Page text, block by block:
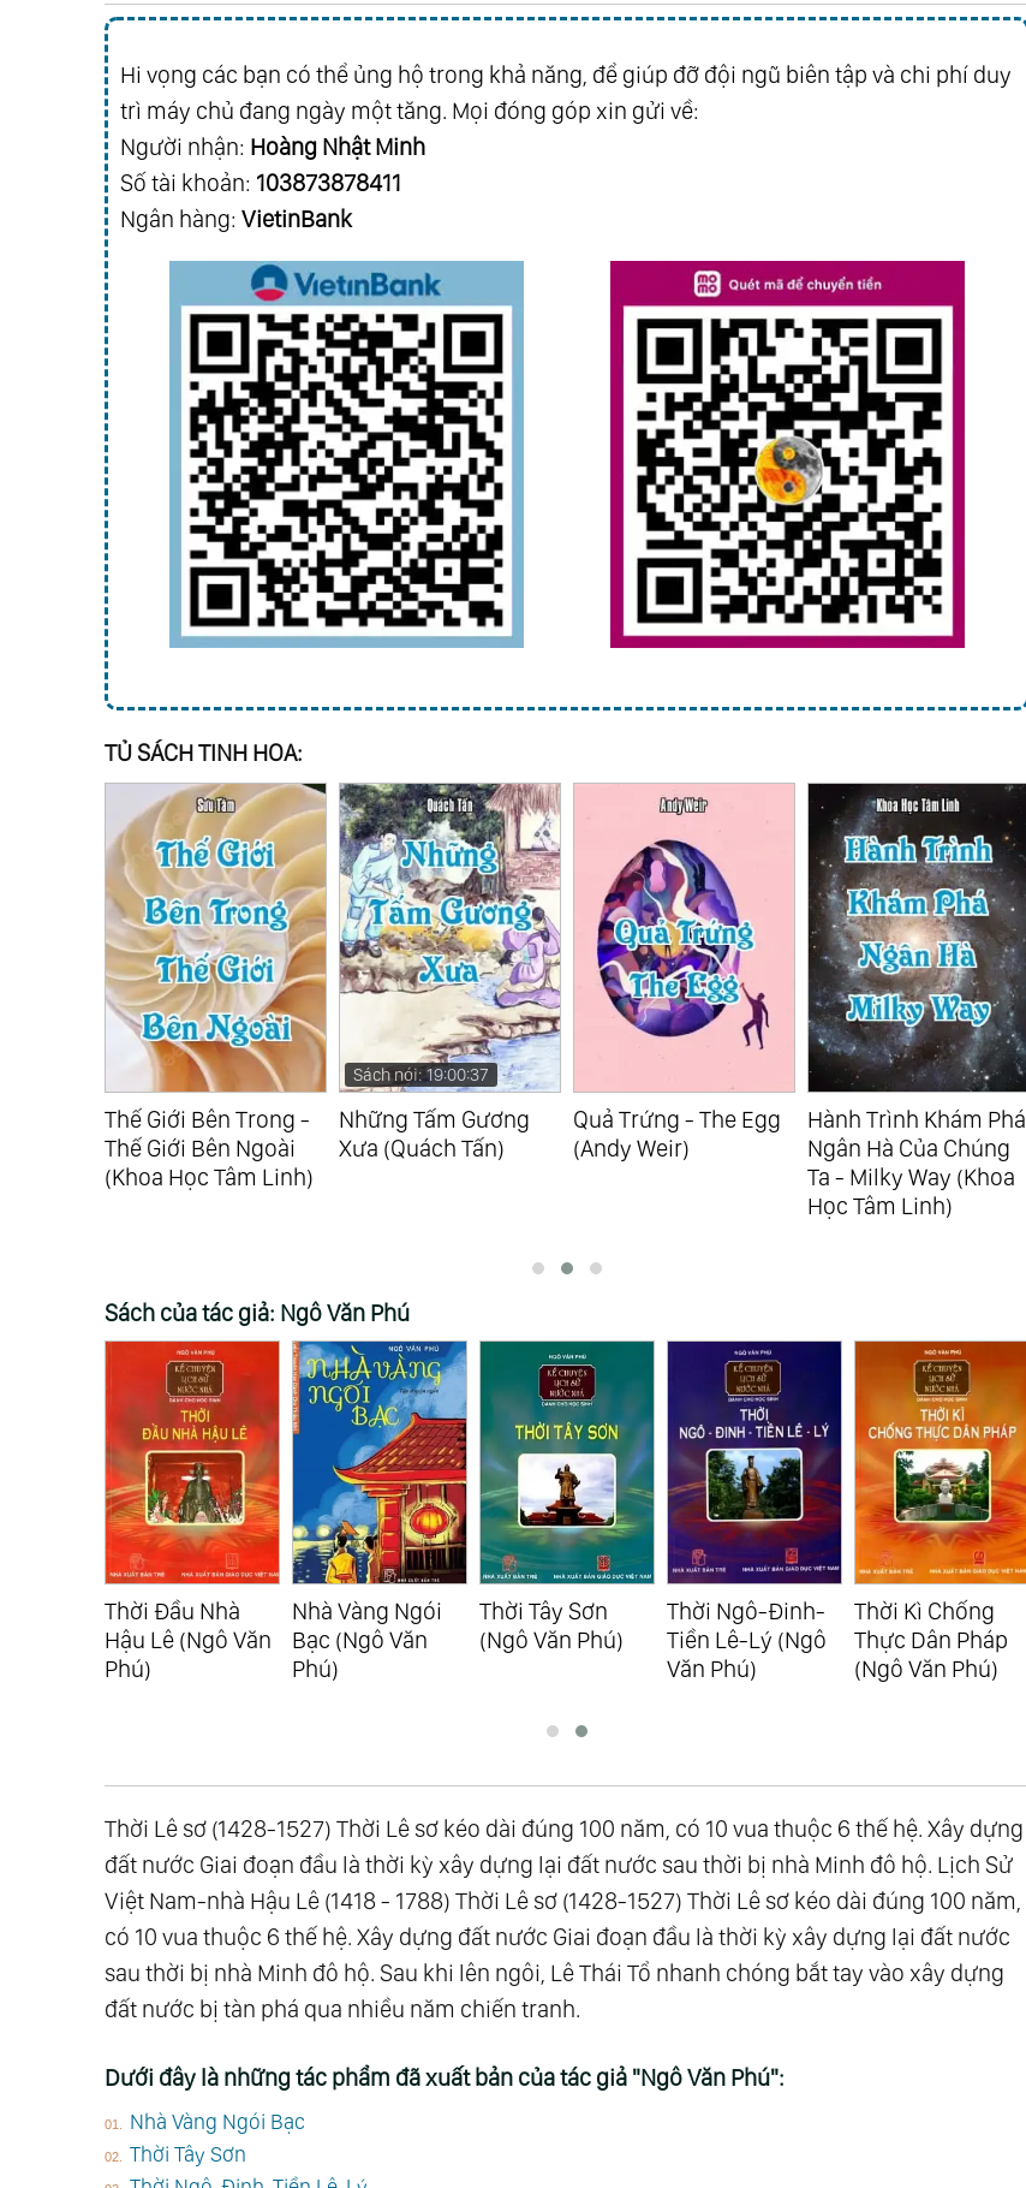
Hi vọng các bạn có thể ủng hộ trong khả năng, để giúp đỡ đội ngũ biên tập và chi phí duy
trì máy chủ đang ngày một tăng. Mọi đóng góp xin gửi về:
Người nhận: Hoàng Nhật Minh
Số tài khoản: 103873878411
Ngân hàng: VietinBank
TỦ SÁCH TINH HOA:
Thế Giới Bên Trong -
Thế Giới Bên Ngoài
(Khoa Học Tâm Linh)
Sách nói: 19:00:37
Những Tấm Gương
Xưa (Quách Tấn)
Quả Trứng - The Egg
(Andy Weir)
Hành Trình Khám Phá
Ngân Hà Của Chúng
Ta - Milky Way (Khoa
Học Tâm Linh)
Sách của tác giả: Ngô Văn Phú
Thời Đầu Nhà
Hậu Lê (Ngô Văn
Phú)
Nhà Vàng Ngói
Bạc (Ngô Văn
Phú)
Thời Tây Sơn
(Ngô Văn Phú)
Thời Ngô-Đinh-
Tiền Lê-Lý (Ngô
Văn Phú)
Thời Kì Chống
Thực Dân Pháp
(Ngô Văn Phú)
Thời Lê sơ (1428-1527) Thời Lê sơ kéo dài đúng 100 năm, có 10 vua thuộc 6 thế hệ. Xây dựng
đất nước Giai đoạn đầu là thời kỳ xây dựng lại đất nước sau thời bị nhà Minh đô hộ. Lịch Sử
Việt Nam-nhà Hậu Lê (1418 - 1788) Thời Lê sơ (1428-1527) Thời Lê sơ kéo dài đúng 100 năm,
có 10 vua thuộc 6 thế hệ. Xây dựng đất nước Giai đoạn đầu là thời kỳ xây dựng lại đất nước
sau thời bị nhà Minh đô hộ. Sau khi lên ngôi, Lê Thái Tổ nhanh chóng bắt tay vào xây dựng
đất nước bị tàn phá qua nhiều năm chiến tranh.
Dưới đây là những tác phẩm đã xuất bản của tác giả "Ngô Văn Phú":
Nhà Vàng Ngói Bạc
Thời Tây Sơn